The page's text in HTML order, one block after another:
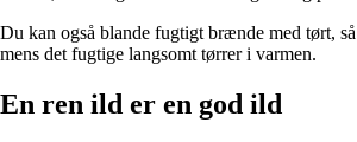
Du kan også blande fugtigt brænde med tørt,
mens det fugtige langsomt tørrer i varmen.
En ren ild er en god ild